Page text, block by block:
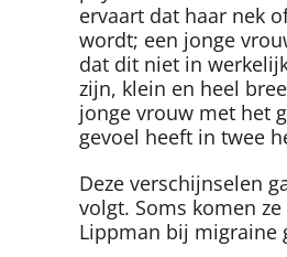
ervaart dat haar nek
wordt; een jonge
dat dit niet in
zijn, klein en heel
jonge vrouw met het
gevoel heeft in twee
Deze verschijnselen
volgt. Soms komen
Lippman bij migraine